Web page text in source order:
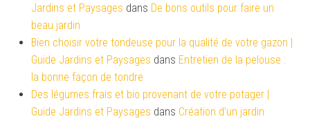
Jardins et Paysages dans De bons outils pour faire un
beau jardin
Bien choisir votre tondeuse pour la qualité de votre gazon |
Guide Jardins et Paysages dans Entretien de la pelouse :
la bonne façon de tondre
Des légumes frais et bio provenant de votre potager |
Guide Jardins et Paysages dans Création d’un jardin